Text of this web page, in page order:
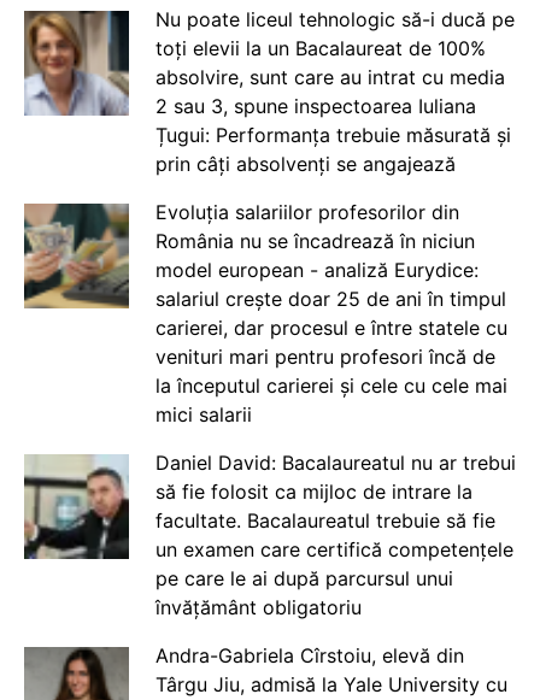
Nu poate liceul tehnologic să-i ducă pe
toți elevii la un Bacalaureat de 100%
absolvire, sunt care au intrat cu media
2 sau 3, spune inspectoarea Iuliana
Țugui: Performanța trebuie măsurată și
prin câți absolvenți se angajează
Evoluția salariilor profesorilor din
România nu se încadrează în niciun
model european - analiză Eurydice:
salariul crește doar 25 de ani în timpul
carierei, dar procesul e între statele cu
venituri mari pentru profesori încă de
la începutul carierei și cele cu cele mai
mici salarii
Daniel David: Bacalaureatul nu ar trebui
să fie folosit ca mijloc de intrare la
facultate. Bacalaureatul trebuie să fie
un examen care certifică competențele
pe care le ai după parcursul unui
învățământ obligatoriu
Andra-Gabriela Cîrstoiu, elevă din
Târgu Jiu, admisă la Yale University cu